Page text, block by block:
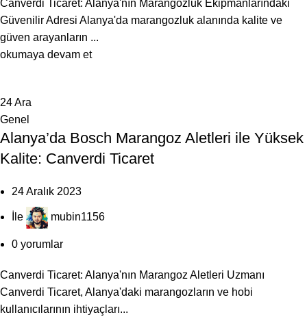
Canverdi Ticaret: Alanya'nın Marangozluk Ekipmanlarındaki
Güvenilir Adresi Alanya'da marangozluk alanında kalite ve
güven arayanların ...
okumaya devam et
24Ara
Genel
Alanya’da Bosch Marangoz Aletleri ile Yüksek
Kalite: Canverdi Ticaret
24 Aralık 2023
İle mubin1156
0 yorumlar
Canverdi Ticaret: Alanya'nın Marangoz Aletleri Uzmanı
Canverdi Ticaret, Alanya'daki marangozların ve hobi
kullanıcılarının ihtiyaçları...